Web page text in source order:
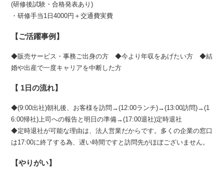
(研修後試験・合格発表あり)
・研修手当1日4000円＋交通費実費
【ご活躍事例】
◆販売サービス・事務ご出身の方 ◆今より年収をあげたい方 ◆結
婚や出産で一度キャリアを中断した方
【 1日の流れ】
◆(9:00出社)朝礼後、お客様を訪問→(12:00ランチ)→(13:00訪問)→(1
6:00帰社)上司への報告と明日の準備→(17:00退社)定時退社
◆定時退社が可能な理由は、法人営業だからです。多くの企業の窓口
は17:00に終了する為、遅い時間ですと訪問先がほぼございません。
【やりがい】